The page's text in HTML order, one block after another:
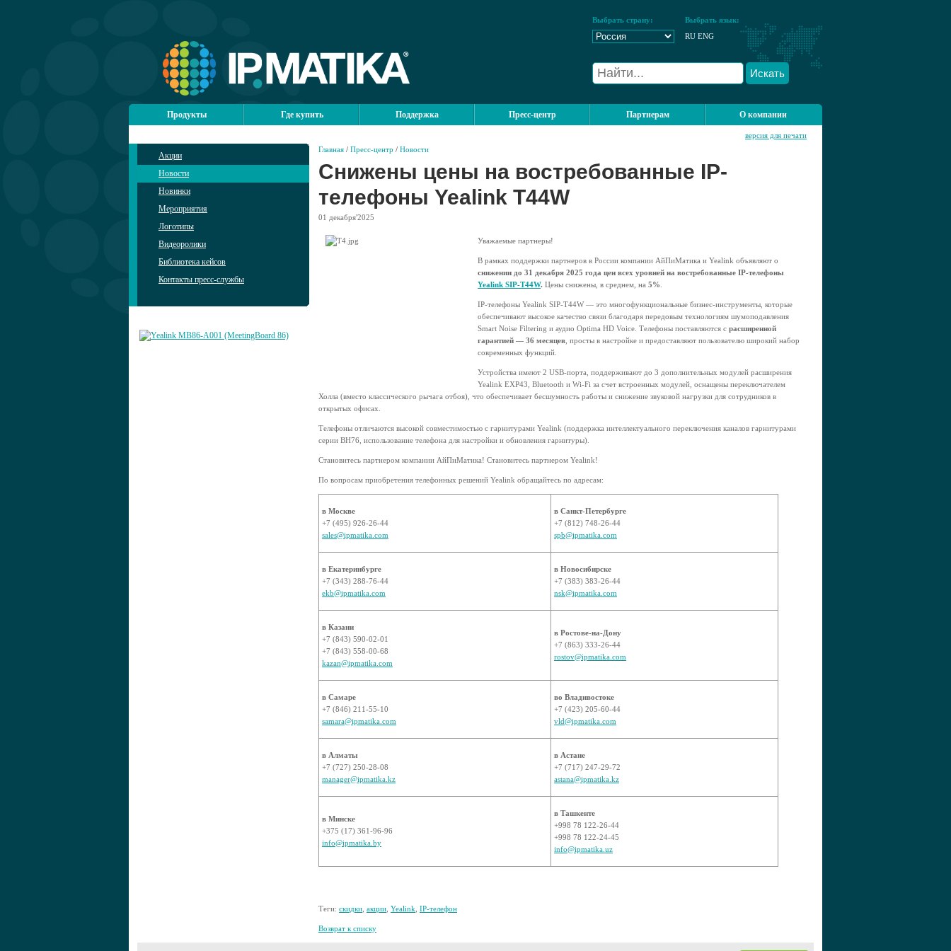
Выбрать страну:
Выбрать язык:
RU ENG
Искать
Продукты Где купить Поддержка Пресс-центр Партнерам О компании
Акции
Новости
Новинки
Мероприятия
Логотипы
Видеоролики
Библиотека кейсов
Контакты пресс-службы
Главная / Пресс-центр / Новости
версия для печати
Снижены цены на востребованные IP-
телефоны Yealink T44W
01 декабря'2025
Уважаемые партнеры!
В рамках поддержки партнеров в России компании АйПиМатика и Yealink объявляют о
снижении до 31 декабря 2025 года цен всех уровней на востребованные IP-телефоны
Yealink SIP-T44W. Цены снижены, в среднем, на 5%
IP-телефоны Yealink SIP-T44W — это многофункциональные бизнес-инструменты, которые
обеспечивают высокое качество связи благодаря передовым технологиям шумоподавления
Smart Noise Filtering и аудио Optima HD Voice. Телефоны поставляются с расширенной
гарантией — 36 месяцев , просты в настройке и предоставляют пользователю широкий набор
современных функций.
Устройства имеют 2 USB-порта, поддерживают до 3 дополнительных модулей расширения
Yealink EXP43, Bluetooth и Wi-Fi за счет встроенных модулей, оснащены переключателем
Холла (вместо классического рычага отбоя), что обеспечивает бесшумность работы и снижение звуковой нагрузки для сотрудников в
открытых офисах.
Телефоны отличаются высокой совместимостью с гарнитурами Yealink (поддержка интеллектуального переключения каналов гарнитурами
серии BH76, использование телефона для настройки и обновления гарнитуры).
Становитесь партнером компании АйПиМатика! Становитесь партнером Yealink!
По вопросам приобретения телефонных решений Yealink обращайтесь по адресам:
в Москве
+7 (495) 926-26-44
sales@ipmatika.com
в Санкт-Петербурге
+7 (812) 748-26-44
spb@ipmatika.com
в Екатеринбурге
+7 (343) 288-76-44
ekb@ipmatika.com
в Новосибирске
+7 (383) 383-26-44
nsk@ipmatika.com
в Казани
+7 (843) 590-02-01
+7 (843) 558-00-68
kazan@ipmatika.com
в Ростове-на-Дону
+7 (863) 333-26-44
rostov@ipmatika.com
в Самаре
+7 (846) 211-55-10
samara@ipmatika.com
во Владивостоке
+7 (423) 205-60-44
vld@ipmatika.com
в Алматы
+7 (727) 250-28-08
manager@ipmatika.kz
в Астане
+7 (717) 247-29-72
astana@ipmatika.kz
в Минске
+375 (17) 361-96-96
info@ipmatika.by
в Ташкенте
+998 78 122-26-44
+998 78 122-24-45
info@ipmatika.uz
Теги: скидки акции Yealink IP-телефон
Возврат к списку